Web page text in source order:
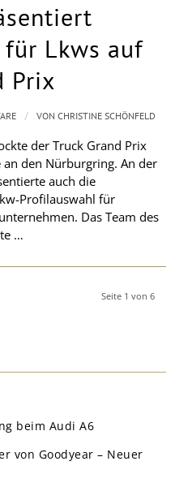
Lkws auf
Prix
der Truck Grand Prix
den Nürburgring. An der
auch die
Profilauswahl für
Das Team des
…
/ VONCHRISTINE SCHÖNFELD
Seite 1 von 6
beim Audi A6
von Goodyear – Neuer